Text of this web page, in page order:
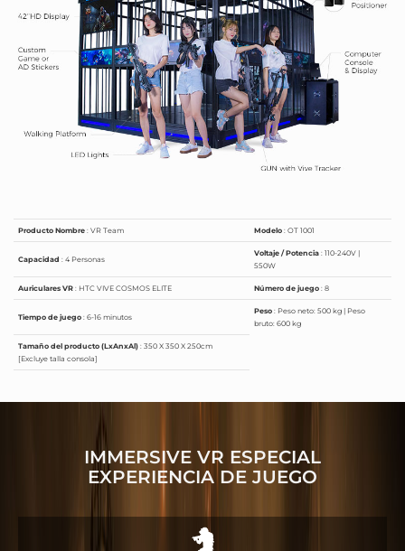
Producto Nombre : VR Team Modelo : OT 1001
Capacidad : 4 Personas
Voltaje / Potencia : 110-240V |
550W
Auriculares VR : HTC VIVE COSMOS ELITE Número de juego : 8
Tiempo de juego : 6-16 minutos
Peso : Peso neto: 500 kg | Peso
bruto: 600 kg
Tamaño del producto (LxAnxAl) : 350 X 350 X 250cm
[Excluye talla consola]
IMMERSIVE VR ESPECIAL
EXPERIENCIA DE JUEGO